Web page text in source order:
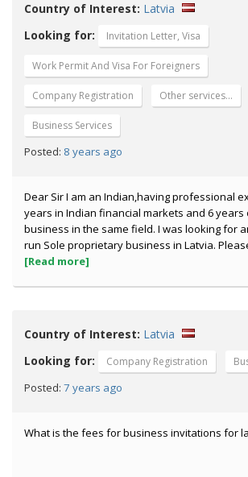
Country of Interest: Latvia
Looking for:
Invitation Letter, Visa
Work Permit And Visa For Foreigners
Company Registration Other services...
Business Services
Posted: 8 years ago
Dear Sir I am an Indian,having professional
years in Indian financial markets and 6 years
business in the same field. I was looking for
run Sole proprietary business in Latvia.
[Read more]
Country of Interest: Latvia
Looking for:
Company Registration
Posted: 7 years ago
What is the fees for business invitations for